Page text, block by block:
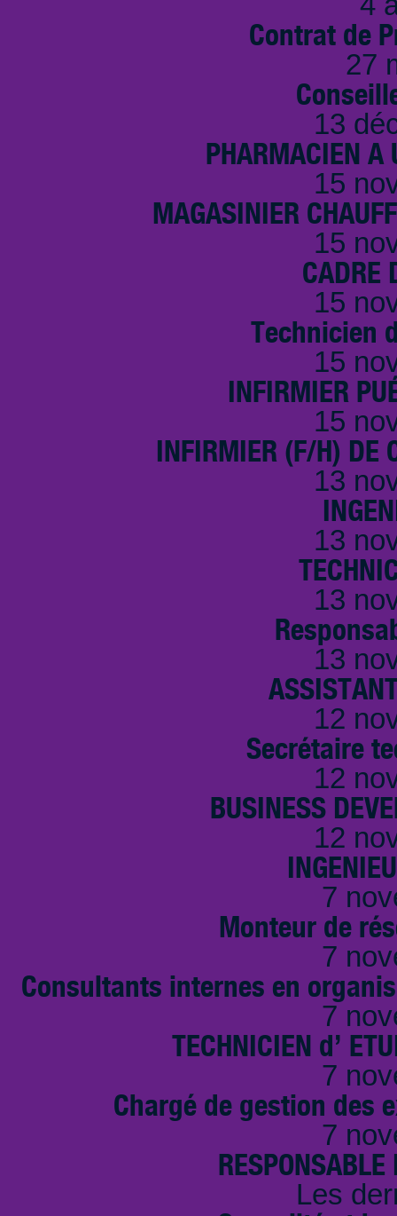
Contrat de
27
13
PHARMACIEN A
15
MAGASINIER
15
CADRE
15
Technicien
15
INFIRMIER
15
INFIRMIER (F/H) DE
13
13
13
13
12
Secrétaire
12
BUSINESS
12
7
Monteur de
7
Consultants internes en
7
TECHNICIEN d’
7
Chargé de gestion des
7
Les